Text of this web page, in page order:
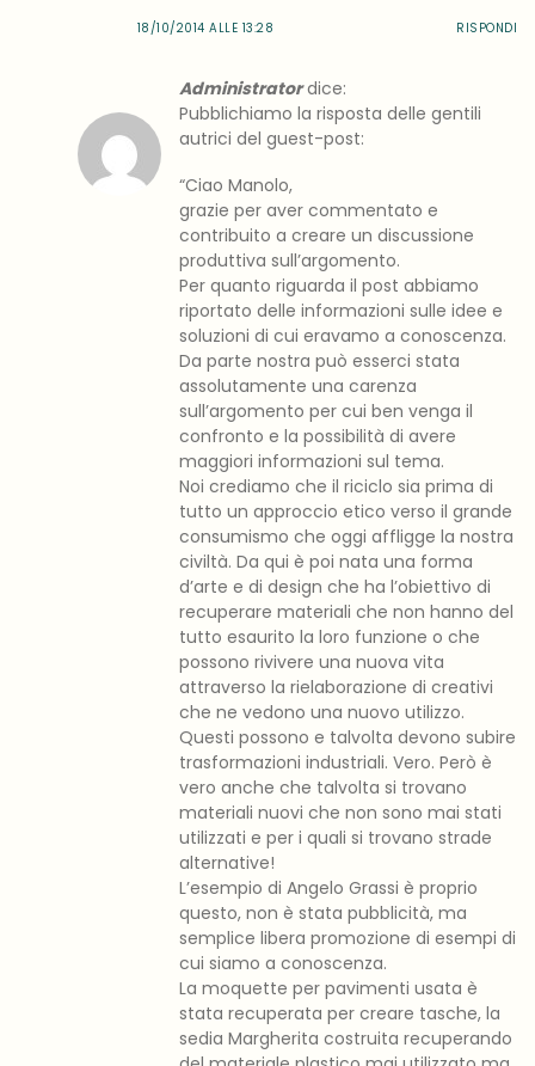
18/10/2014 ALLE 13:28 RISPONDI
Administrator dice:
Pubblichiamo la risposta delle gentili
autrici del guest-post:
“Ciao Manolo,
grazie per aver commentato e
contribuito a creare un discussione
produttiva sull’argomento.
Per quanto riguarda il post abbiamo
riportato delle informazioni sulle idee e
soluzioni di cui eravamo a conoscenza.
Da parte nostra può esserci stata
assolutamente una carenza
sull’argomento per cui ben venga il
confronto e la possibilità di avere
maggiori informazioni sul tema.
Noi crediamo che il riciclo sia prima di
tutto un approccio etico verso il grande
consumismo che oggi affligge la nostra
civiltà. Da qui è poi nata una forma
d’arte e di design che ha l’obiettivo di
recuperare materiali che non hanno del
tutto esaurito la loro funzione o che
possono rivivere una nuova vita
attraverso la rielaborazione di creativi
che ne vedono una nuovo utilizzo.
Questi possono e talvolta devono subire
trasformazioni industriali. Vero. Però è
vero anche che talvolta si trovano
materiali nuovi che non sono mai stati
utilizzati e per i quali si trovano strade
alternative!
L’esempio di Angelo Grassi è proprio
questo, non è stata pubblicità, ma
semplice libera promozione di esempi di
cui siamo a conoscenza.
La moquette per pavimenti usata è
stata recuperata per creare tasche, la
sedia Margherita costruita recuperando